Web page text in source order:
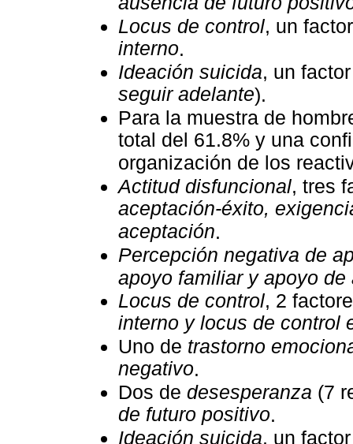
Locus de control, un
interno.
Ideación suicida, un
seguir adelante).
Para la muestra de
total del 61.8% y una
organización de los
Actitud disfuncional, tres
aceptación-éxito,
aceptación.
Percepción negativa de
apoyo familiar y apoyo de
Locus de control, 2
interno y locus de control
Uno de trastorno
negativo.
Dos de desesperanza (7
de futuro positivo.
Ideación suicida, un